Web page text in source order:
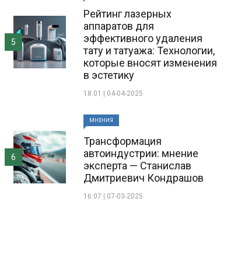
Рейтинг лазерных
аппаратов для
эффективного удаления
тату и татуажа: Технологии,
которые вносят изменения
в эстетику
18:01 | 04-04-2025
5
МНЕНИЯ
Трансформация
автоиндустрии: мнение
эксперта — Станислав
Дмитриевич Кондрашов
16:07 | 07-03-2025
6